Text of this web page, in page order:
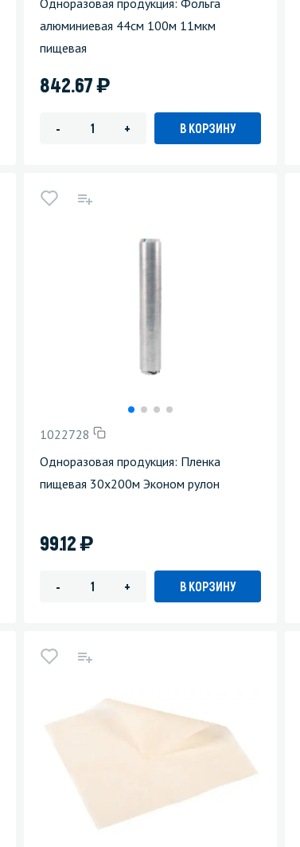
алюминиевая 44см 100м 11мкм
пищевая
842.67)
- + В КОРЗИНУ
1022728
Одноразовая продукция: Пленка
пищевая 30х200м Эконом рулон
99.12)
- + В КОРЗИНУ